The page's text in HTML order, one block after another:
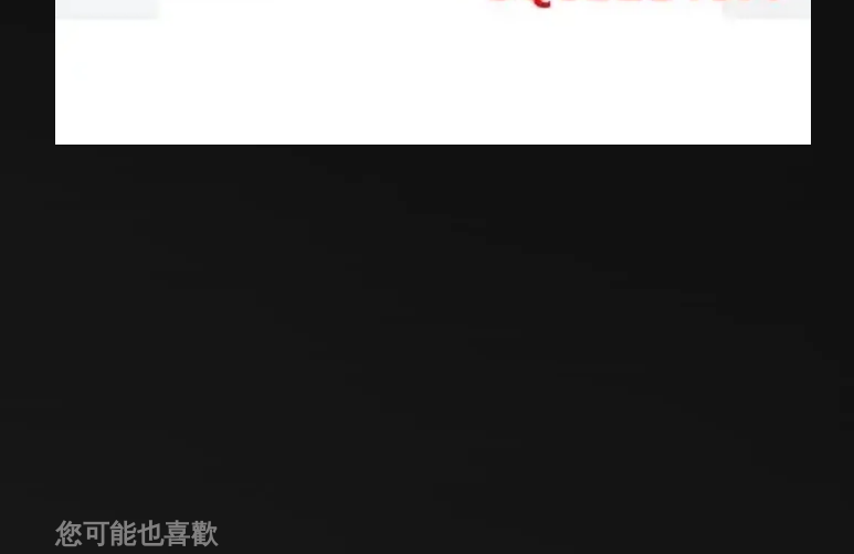
您可能也喜歡